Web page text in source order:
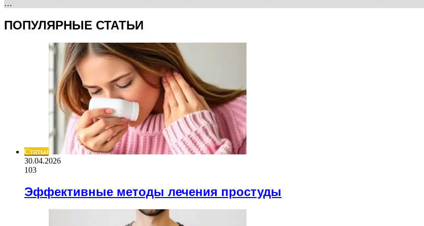
…
ПОПУЛЯРНЫЕ СТАТЬИ
Статьи
30.04.2026
103
Эффективные методы лечения простуды